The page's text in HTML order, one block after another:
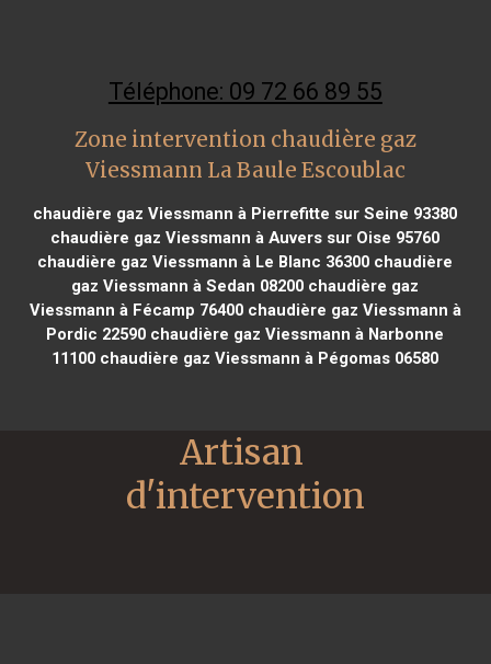
Téléphone: 09 72 66 89 55
Zone intervention chaudière gaz
Viessmann La Baule Escoublac
chaudière gaz Viessmann à Pierrefitte sur Seine 93380
chaudière gaz Viessmann à Auvers sur Oise 95760
chaudière gaz Viessmann à Le Blanc 36300 chaudière
gaz Viessmann à Sedan 08200 chaudière gaz
Viessmann à Fécamp 76400chaudière gaz Viessmann à
Pordic 22590 chaudière gaz Viessmann à Narbonne
11100 chaudière gaz Viessmann à Pégomas 06580
Artisan
d'intervention